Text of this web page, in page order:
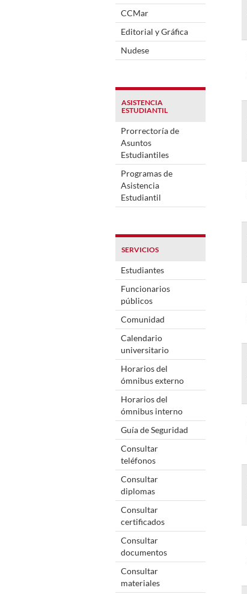
CCMar
Editorial y Gráfica
Nudese
ASISTENCIA
ESTUDIANTIL
Prorrectoría de
Asuntos
Estudiantiles
Programas de
Asistencia
Estudiantil
SERVICIOS
Estudiantes
Funcionarios
públicos
Comunidad
Calendario
universitario
Horarios del
ómnibus externo
Horarios del
ómnibus interno
Guía de Seguridad
Consultar
teléfonos
Consultar
diplomas
Consultar
certificados
Consultar
documentos
Consultar
materiales